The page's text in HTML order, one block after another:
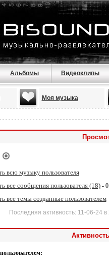
Альбомы Видеоклипы
Моя музыка
всю музыку пользователя
все сообщения пользователя (18)-
все темы созданные пользователем
активность: 11-06-24 в